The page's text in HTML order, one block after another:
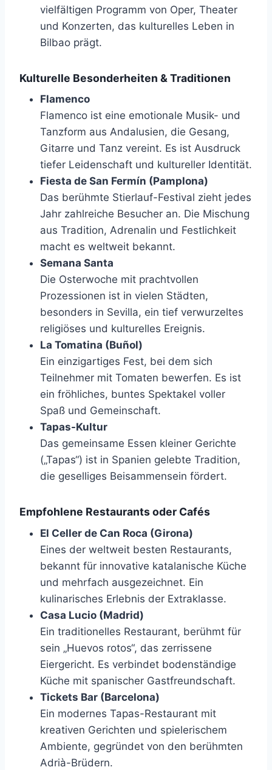
vielfältigen Programm von Oper, Theater
und Konzerten, das kulturelles Leben in
Bilbao prägt.
Kulturelle Besonderheiten & Traditionen
Flamenco
Flamenco ist eine emotionale Musik- und
Tanzform aus Andalusien, die Gesang,
Gitarre und Tanz vereint. Es ist Ausdruck
tiefer Leidenschaft und kultureller Identität.
Fiesta de San Fermín (Pamplona)
Das berühmte Stierlauf-Festival zieht jedes
Jahr zahlreiche Besucher an. Die Mischung
aus Tradition, Adrenalin und Festlichkeit
macht es weltweit bekannt.
Semana Santa
Die Osterwoche mit prachtvollen
Prozessionen ist in vielen Städten,
besonders in Sevilla, ein tief verwurzeltes
religiöses und kulturelles Ereignis.
La Tomatina (Buñol)
Ein einzigartiges Fest, bei dem sich
Teilnehmer mit Tomaten bewerfen. Es ist
ein fröhliches, buntes Spektakel voller
Spaß und Gemeinschaft.
Tapas-Kultur
Das gemeinsame Essen kleiner Gerichte
(„Tapas“) ist in Spanien gelebte Tradition,
die geselliges Beisammensein fördert.
Empfohlene Restaurants oder Cafés
El Celler de Can Roca (Girona)
Eines der weltweit besten Restaurants,
bekannt für innovative katalanische Küche
und mehrfach ausgezeichnet. Ein
kulinarisches Erlebnis der Extraklasse.
Casa Lucio (Madrid)
Ein traditionelles Restaurant, berühmt für
sein „Huevos rotos“, das zerrissene
Eiergericht. Es verbindet bodenständige
Küche mit spanischer Gastfreundschaft.
Tickets Bar (Barcelona)
Ein modernes Tapas-Restaurant mit
kreativen Gerichten und spielerischem
Ambiente, gegründet von den berühmten
Adrià-Brüdern.